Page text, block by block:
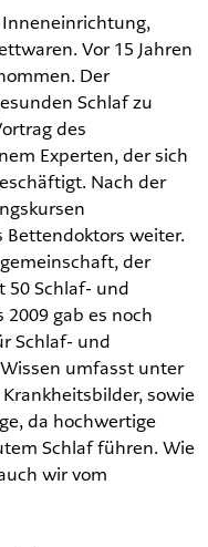
Vor 15 Jahren
Der
Schlaf zu
des
Experten, der sich
Nach der
weiter.
der
50 Schlaf- und
gab es noch
Schlaf- und
umfasst unter
sowie
da hochwertige
Schlaf führen. Wie
wir vom